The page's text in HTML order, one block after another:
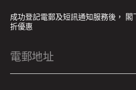
成功登記電郵及短訊通知服務後，
折優惠